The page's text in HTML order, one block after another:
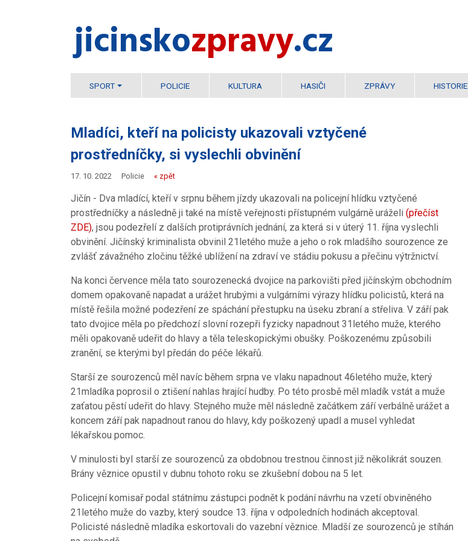
jicinsko​zpravy.cz
SPORT POLICIE KULTURA HASIČI ZPRÁVY HISTORIE
Mladíci, kteří na policisty ukazovali vztyčené
prostředníčky, si vyslechli obvinění
17. 10. 2022 Policie « zpět
Jičín - Dva mladící, kteří v srpnu během jízdy ukazovali na policejní hlídku vztyčené
prostředníčky a následně ji také na místě veřejnosti přístupném vulgárně uráželi (přečíst
ZDE), jsou podezřelí z dalších protiprávních jednání, za která si v úterý 11. října vyslechli
obvinění. Jičínský kriminalista obvinil 21letého muže a jeho o rok mladšího sourozence ze
zvlášť závažného zločinu těžké ublížení na zdraví ve stádiu pokusu a přečinu výtržnictví.
Na konci července měla tato sourozenecká dvojice na parkovišti před jičínským obchodním
domem opakovaně napadat a urážet hrubými a vulgárními výrazy hlídku policistů, která na
místě řešila možné podezření ze spáchání přestupku na úseku zbraní a střeliva. V září pak
tato dvojice měla po předchozí slovní rozepři fyzicky napadnout 31letého muže, kterého
měli opakovaně udeřit do hlavy a těla teleskopickými obušky. Poškozenému způsobili
zranění, se kterými byl předán do péče lékařů.
Starší ze sourozenců měl navíc během srpna ve vlaku napadnout 46letého muže, který
21mladíka poprosil o ztišení nahlas hrající hudby. Po této prosbě měl mladík vstát a muže
zaťatou pěstí udeřit do hlavy. Stejného muže měl následně začátkem září verbálně urážet a
koncem září pak napadnout ranou do hlavy, kdy poškozený upadl a musel vyhledat
lékařskou pomoc.
V minulosti byl starší ze sourozenců za obdobnou trestnou činnost již několikrát souzen.
Brány věznice opustil v dubnu tohoto roku se zkušební dobou na 5 let.
Policejní komisař podal státnímu zástupci podnět k podání návrhu na vzetí obviněného
21letého muže do vazby, který soudce 13. října v odpoledních hodinách akceptoval.
Policisté následně mladíka eskortovali do vazební věznice. Mladší ze sourozenců je stíhán